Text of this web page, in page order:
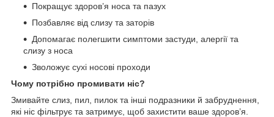
Покращує здоров’я носа та пазух
Позбавляє від слизу та заторів
Допомагає полегшити симптоми застуди, алергії та
слизу з носа
Зволожує сухі носові проходи
Чому потрібно промивати ніс?
Змивайте слиз, пил, пилок та інші подразники й забруднення,
які ніс фільтрує та затримує, щоб захистити ваше здоров’я.